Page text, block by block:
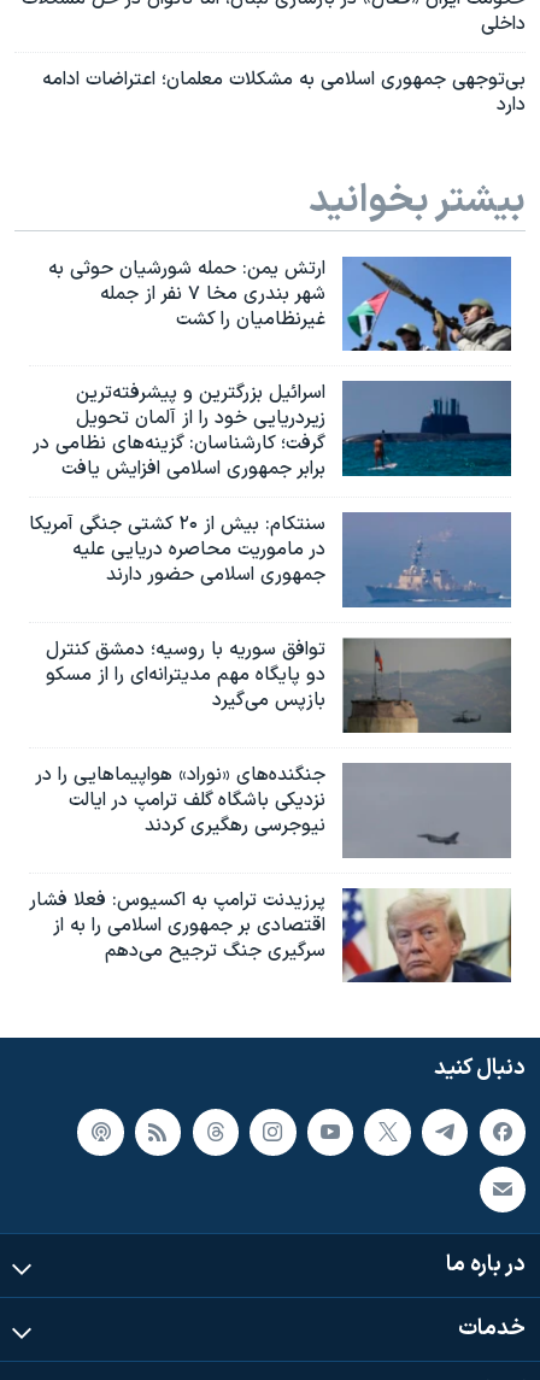
داخلی
بی‌توجهی جمهوری اسلامی به مشکلات معلمان؛ اعتراضات ادامه
دارد
بیشتر بخوانید
ارتش یمن: حمله شورشیان حوثی به
شهر بندری مخا ۷ نفر از جمله
غیرنظامیان را کشت
اسرائيل بزرگترین و پیشرفته‌ترین
زیردریایی خود را از آلمان تحویل
گرفت؛ کارشناسان: گزینه‌های نظامی در
برابر جمهوری اسلامی افزایش یافت
سنتکام: بیش از ۲۰ کشتی جنگی آمریکا
در ماموریت محاصره دریایی علیه
جمهوری اسلامی حضور دارند
توافق سوریه با روسیه؛ دمشق کنترل
دو پایگاه مهم مدیترانه‌ای را از مسکو
بازپس می‌گیرد
جنگنده‌های «نوراد» هواپیماهایی را در
نزدیکی باشگاه گلف ترامپ در ایالت
نیوجرسی رهگیری کردند
پرزیدنت ترامپ به اکسیوس: فعلا فشار
اقتصادی بر جمهوری اسلامی را به از
سرگیری جنگ ترجیح می‌دهم
دنبال کنید
در باره ما
خدمات